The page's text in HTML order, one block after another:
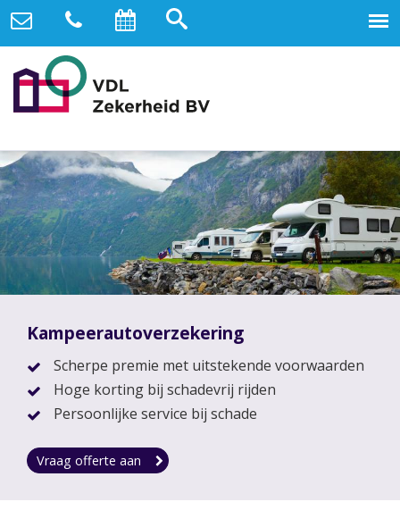
Kampeerautoverzekering
Scherpe premie met uitstekende voorwaarden
Hoge korting bij schadevrij rijden
Persoonlijke service bij schade
Vraag offerte aan